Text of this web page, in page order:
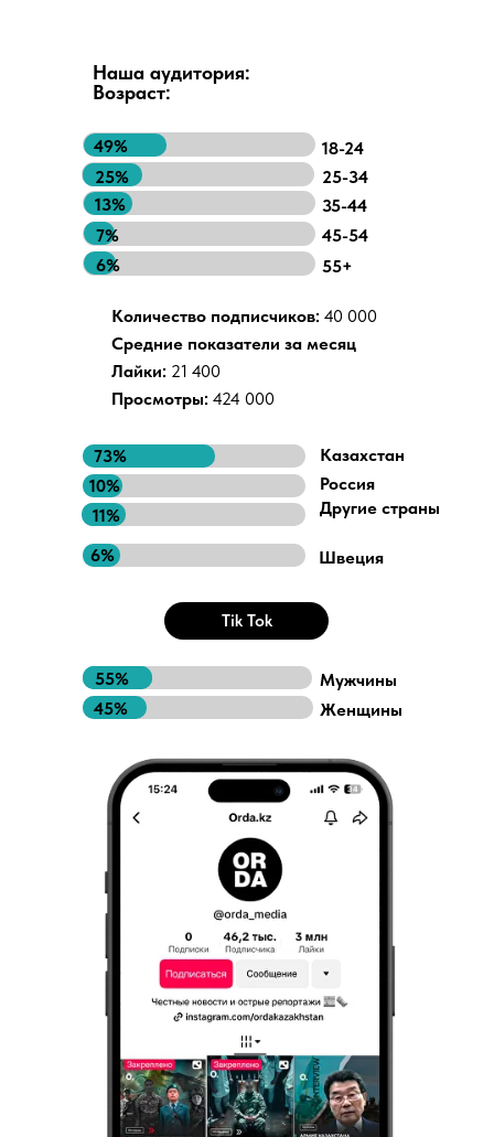
Количество подписчиков: 40 000
Средние показатели за месяц
Лайки: 21 400
Просмотры: 424 000
Наша аудитория:
Возраст:
25%
13%
25-34
18-24
49%
7%
35-44
6%
45-54
11%
55+
6%
73%
Другие страны
Женщины
Мужчины
55%
45%
10%
Швеция
Казахстан
Россия
Tik Tok